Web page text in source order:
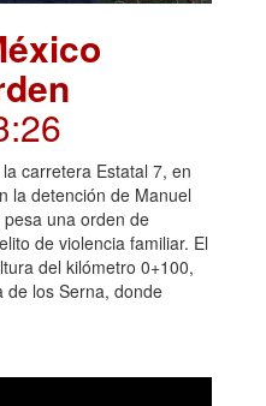
carretera Estatal 7, en
la detención de Manuel
pesa una orden de
de violencia familiar. El
del kilómetro 0+100,
de los Serna, donde